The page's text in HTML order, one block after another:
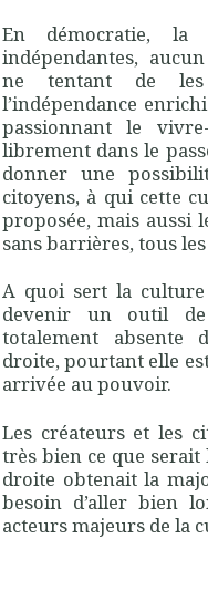
En démocratie,
indépendantes,
ne tentant de les
l’indépendance
passionnant le
librement dans le
donner une
citoyens, à qui cette
proposée, mais aussi
sans barrières, tous
A quoi sert la
devenir un outil
totalement absente
droite, pourtant elle
arrivée au pouvoir.
Les créateurs et les
très bien ce que serait
droite obtenait la
besoin d’aller bien
acteurs majeurs de la